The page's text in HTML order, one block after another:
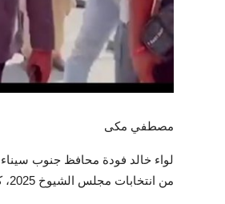
مصطفي مكى
لواء خالد فودة محافظ جنوب سيناء
من انتخابات مجلس الشيوخ 2025، كما شهد إقبالاً كثيفًا بالقاهرة من الناخبين أمام الكثير اللجان اليوم الثلاثاء.